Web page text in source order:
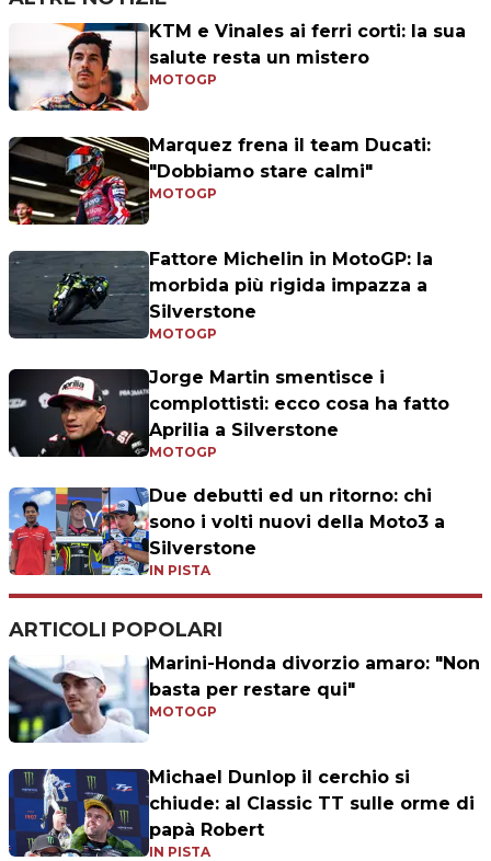
KTM e Vinales ai ferri corti: la sua
salute resta un mistero
MOTOGP
Marquez frena il team Ducati:
"Dobbiamo stare calmi"
MOTOGP
Fattore Michelin in MotoGP: la
morbida più rigida impazza a
Silverstone
MOTOGP
Jorge Martin smentisce i
complottisti: ecco cosa ha fatto
Aprilia a Silverstone
MOTOGP
Due debutti ed un ritorno: chi
sono i volti nuovi della Moto3 a
Silverstone
IN PISTA
ARTICOLI POPOLARI
Marini-Honda divorzio amaro: "Non
basta per restare qui"
MOTOGP
Michael Dunlop il cerchio si
chiude: al Classic TT sulle orme di
papà Robert
IN PISTA